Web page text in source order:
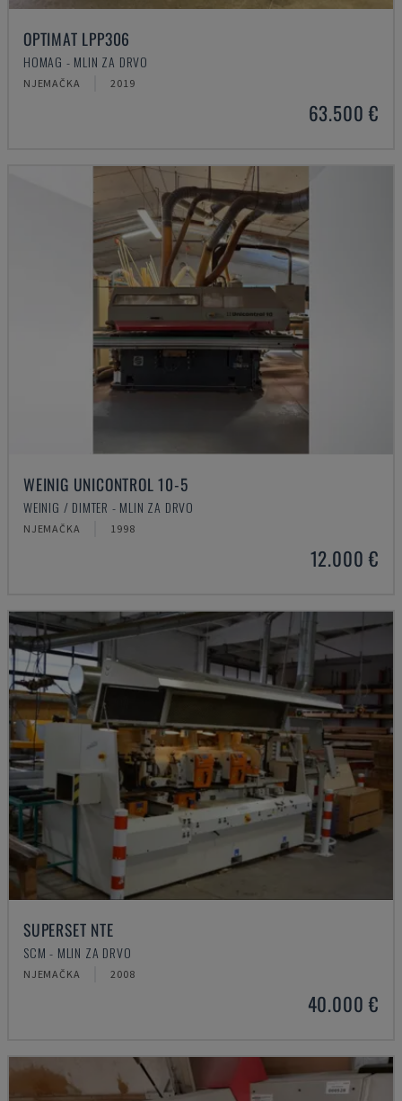
OPTIMAT LPP306
HOMAG - MLIN ZA DRVO
NJEMAČKA 2019
63.500 €
WEINIG UNICONTROL 10-5
WEINIG / DIMTER - MLIN ZA DRVO
NJEMAČKA 1998
12.000 €
SUPERSET NTE
SCM - MLIN ZA DRVO
NJEMAČKA 2008
40.000 €